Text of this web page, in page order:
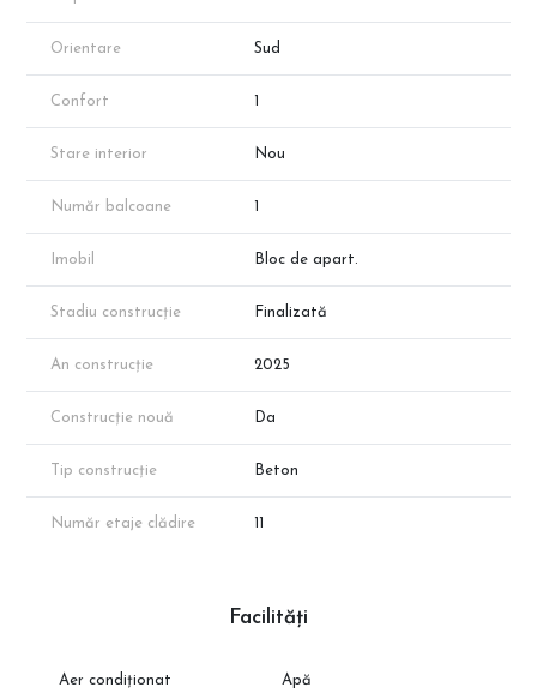
Orientare Sud
Confort
Stare interior Nou
Număr balcoane
Imobil Bloc de apart.
Stadiu construcție Finalizată
An construcție 2025
Construcție nouă Da
Tip construcție Beton
Număr etaje clădire
Facilități
Aer condiționat Apă